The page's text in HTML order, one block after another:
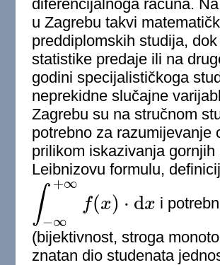
diferencijalnoga računa.
u Zagrebu takvi
preddiplomskih studija,
statistike predaje ili na
godini specijalističkoga
neprekidne slučajne
Zagrebu su na stručnom
potrebno za razumijevanje
prilikom iskazivanja
Leibnizovu formulu,
∫ +∞
−∞
f(x) ⋅ dx
−∞
i
(bijektivnost, stroga
znatan dio studenata